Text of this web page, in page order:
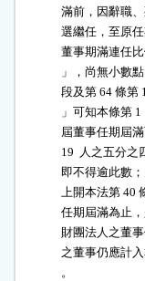
滿前，因
選繼任，
董事期滿
」，尚無
段及第
」可知本
屆董事任
19  人之
即不得逾
上開本法
任期屆滿
財團法人
之董事仍
              。